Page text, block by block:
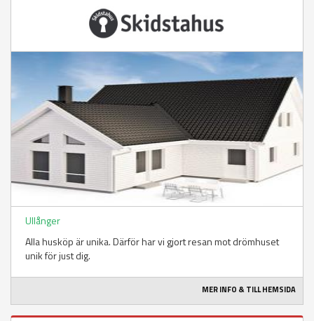
Ullånger
Alla husköp är unika. Därför har vi gjort resan mot drömhuset
unik för just dig.
MER INFO & TILL HEMSIDA